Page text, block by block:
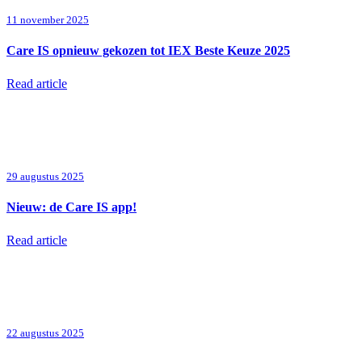
11 november 2025
Care IS opnieuw gekozen tot IEX Beste Keuze 2025
Read article
29 augustus 2025
Nieuw: de Care IS app!
Read article
22 augustus 2025